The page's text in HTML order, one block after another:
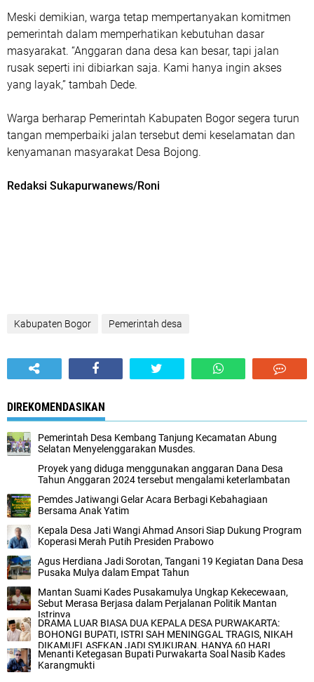
Meski demikian, warga tetap mempertanyakan komitmen
pemerintah dalam memperhatikan kebutuhan dasar
masyarakat. “Anggaran dana desa kan besar, tapi jalan
rusak seperti ini dibiarkan saja. Kami hanya ingin akses
yang layak,” tambah Dede.
Warga berharap Pemerintah Kabupaten Bogor segera turun
tangan memperbaiki jalan tersebut demi keselamatan dan
kenyamanan masyarakat Desa Bojong.
Redaksi Sukapurwanews/Roni
Kabupaten Bogor Pemerintah desa
DIREKOMENDASIKAN
Pemerintah Desa Kembang Tanjung Kecamatan Abung
Selatan Menyelenggarakan Musdes.
Proyek yang diduga menggunakan anggaran Dana Desa
Tahun Anggaran 2024 tersebut mengalami keterlambatan
Pemdes Jatiwangi Gelar Acara Berbagi Kebahagiaan
Bersama Anak Yatim
Kepala Desa Jati Wangi Ahmad Ansori Siap Dukung Program
Koperasi Merah Putih Presiden Prabowo
Agus Herdiana Jadi Sorotan, Tangani 19 Kegiatan Dana Desa
Pusaka Mulya dalam Empat Tahun
Mantan Suami Kades Pusakamulya Ungkap Kekecewaan,
Sebut Merasa Berjasa dalam Perjalanan Politik Mantan
Istrinya
DRAMA LUAR BIASA DUA KEPALA DESA PURWAKARTA:
BOHONGI BUPATI, ISTRI SAH MENINGGAL TRAGIS, NIKAH
DIKAMUFLASEKAN JADI SYUKURAN, HANYA 60 HARI
SETELAH DUKA!
Menanti Ketegasan Bupati Purwakarta Soal Nasib Kades
Karangmukti